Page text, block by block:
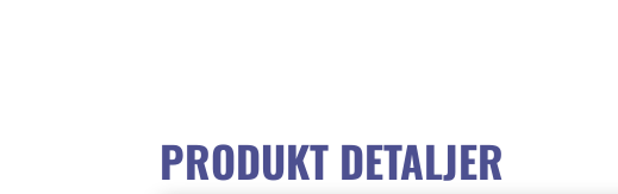
PRODUKT DETALJER